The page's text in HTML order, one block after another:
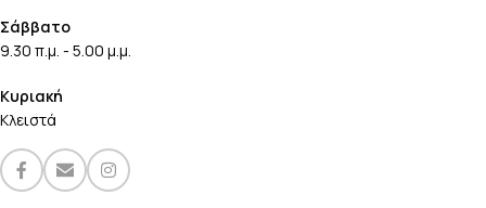
Σάββατο
9.30 π.μ. - 5.00 μ.μ.
Κυριακή
Κλειστά